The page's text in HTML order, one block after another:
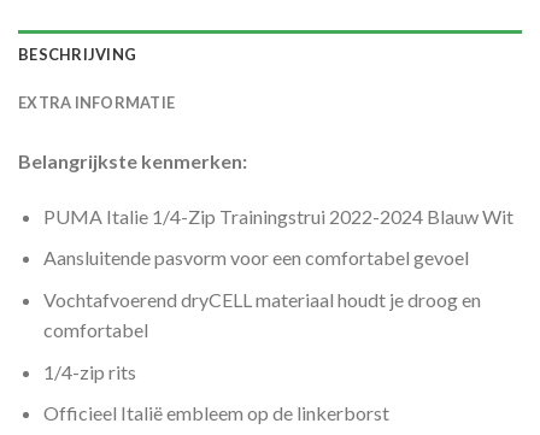
BESCHRIJVING
EXTRA INFORMATIE
Belangrijkste kenmerken:
PUMA Italie 1/4-Zip Trainingstrui 2022-2024 Blauw Wit
Aansluitende pasvorm voor een comfortabel gevoel
Vochtafvoerend dryCELL materiaal houdt je droog en
comfortabel
1/4-zip rits
Officieel Italië embleem op de linkerborst